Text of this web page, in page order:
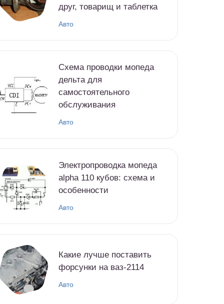
друг, товарищ и таблетка
Авто
Схема проводки мопеда
дельта для
самостоятельного
обслуживания
Авто
Электропроводка мопеда
alpha 110 кубов: схема и
особенности
Авто
Какие лучше поставить
форсунки на ваз-2114
Авто